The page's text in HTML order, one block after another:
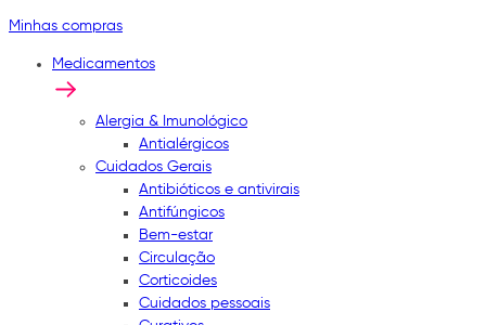
Minhas compras
Medicamentos
Alergia & Imunológico
Antialérgicos
Cuidados Gerais
Antibióticos e antivirais
Antifúngicos
Bem-estar
Circulação
Corticoides
Cuidados pessoais